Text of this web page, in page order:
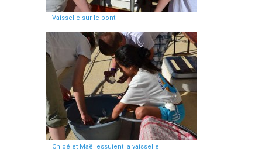
Vaisselle sur le pont
Chloé et Maël essuient la vaisselle